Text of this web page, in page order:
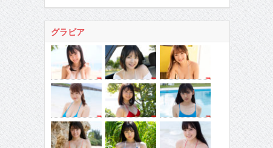
グラビア